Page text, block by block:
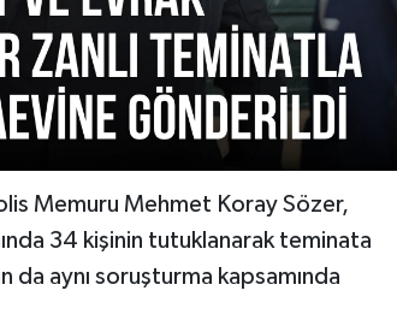
Memuru Mehmet Koray Sözer,
34 kişinin tutuklanarak teminata
da aynı soruşturma kapsamında